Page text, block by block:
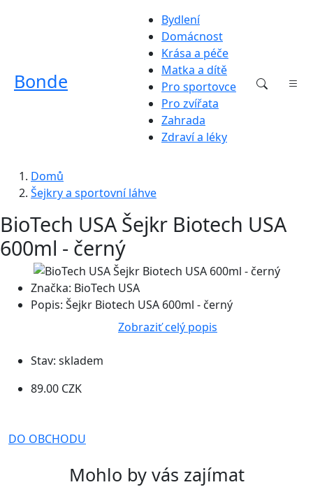
Bonde
Bydlení
Domácnost
Krása a péče
Matka a dítě
Pro sportovce
Pro zvířata
Zahrada
Zdraví a léky
Domů
Šejkry a sportovní láhve
BioTech USA Šejkr Biotech USA
600ml - černý
Značka: BioTech USA
Popis: Šejkr Biotech USA 600ml - černý
Zobraziť celý popis
Stav: skladem
89.00 CZK
DO OBCHODU
Mohlo by vás zajímat